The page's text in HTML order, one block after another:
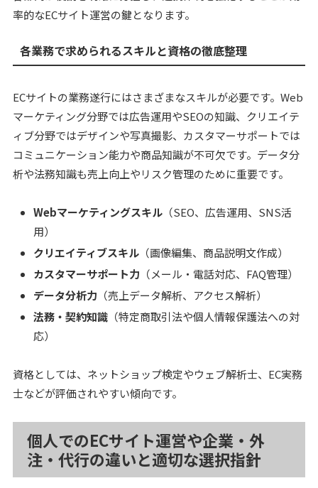
率的なECサイト運営の鍵となります。
各業務で求められるスキルと資格の徹底整理
ECサイトの業務遂行にはさまざまなスキルが必要です。Web
マーケティング分野では広告運用やSEOの知識、クリエイテ
ィブ分野ではデザインや写真撮影、カスタマーサポートでは
コミュニケーション能力や商品知識が不可欠です。データ分
析や法務知識も売上向上やリスク管理のために重要です。
Webマーケティングスキル （SEO、広告運用、SNS活
用）
クリエイティブスキル （画像編集、商品説明文作成）
カスタマーサポート力 （メール・電話対応、FAQ管理）
データ分析力 （売上データ解析、アクセス解析）
法務・契約知識 （特定商取引法や個人情報保護法への対
応）
資格としては、ネットショップ検定やウェブ解析士、EC実務
士などが評価されやすい傾向です。
個人でのECサイト運営や企業・外
注・代行の違いと適切な選択指針